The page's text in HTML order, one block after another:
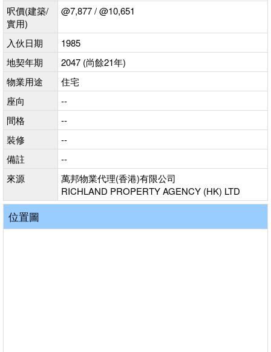
呎價(建築/
實用)
@7,877 / @10,651
入伙日期
1985
地契年期
2047 (尚餘21年)
物業用途
住宅
座向
--
間格
--
裝修
--
備註
--
來源
萬邦物業代理(香港)有限公司
RICHLAND PROPERTY AGENCY (HK) LTD
位置圖